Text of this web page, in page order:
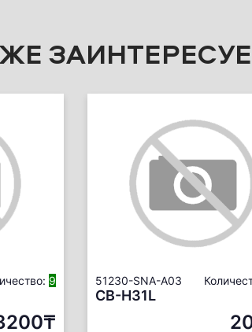
9 51230-SNA-A03
CB-H31L